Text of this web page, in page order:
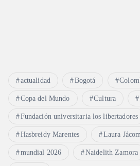
actualidad Bogotá
Copa del Mundo Cultura
Fundación universitaria los libertadores
Hasbreidy Marentes Laura
mundial 2026 Naidelith Zamora